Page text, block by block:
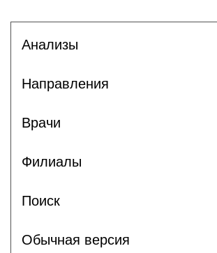
Анализы
Направления
Врачи
Филиалы
Поиск
Обычная версия